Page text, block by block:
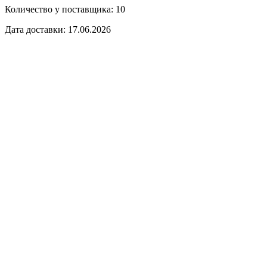
Количество у поставщика: 10
Дата доставки: 17.06.2026